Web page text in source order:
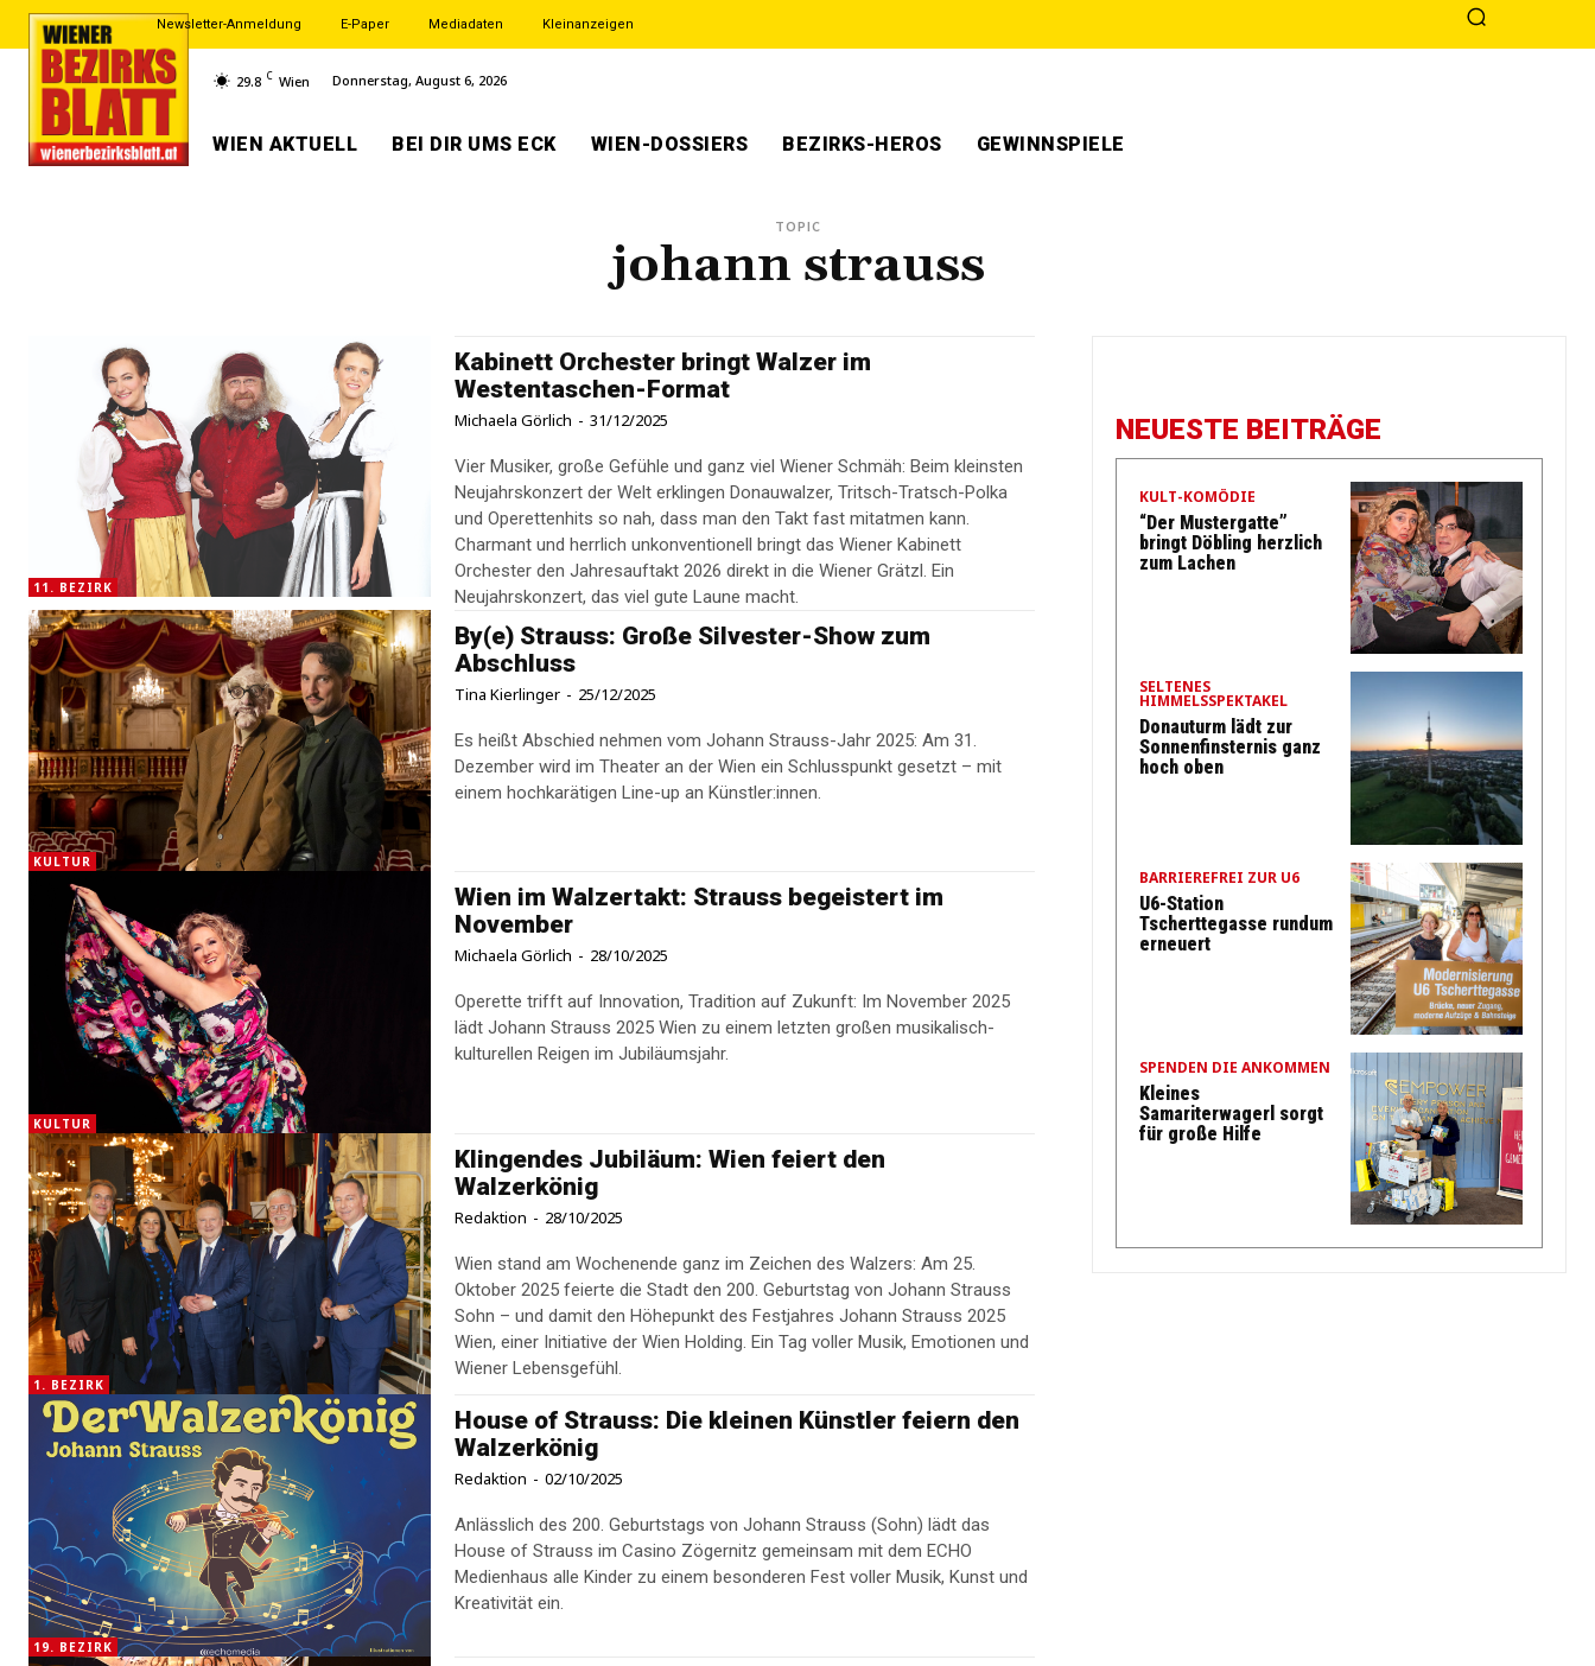
Newsletter-Anmeldung E-Paper Mediadaten Kleinanzeigen
29.8 C Wien Donnerstag, August 6, 2026
WIEN AKTUELL BEI DIR UMS ECK WIEN-DOSSIERS BEZIRKS-HEROS GEWINNSPIELE
TOPIC
johann strauss
11. BEZIRK
Kabinett Orchester bringt Walzer im
Westentaschen-Format
Michaela Görlich - 31/12/2025
Vier Musiker, große Gefühle und ganz viel Wiener Schmäh: Beim kleinsten
Neujahrskonzert der Welt erklingen Donauwalzer, Tritsch-Tratsch-Polka
und Operettenhits so nah, dass man den Takt fast mitatmen kann.
Charmant und herrlich unkonventionell bringt das Wiener Kabinett
Orchester den Jahresauftakt 2026 direkt in die Wiener Grätzl. Ein
Neujahrskonzert, das viel gute Laune macht.
KULTUR
By(e) Strauss: Große Silvester-Show zum
Abschluss
Tina Kierlinger - 25/12/2025
Es heißt Abschied nehmen vom Johann Strauss-Jahr 2025: Am 31.
Dezember wird im Theater an der Wien ein Schlusspunkt gesetzt – mit
einem hochkarätigen Line-up an Künstler:innen.
KULTUR
Wien im Walzertakt: Strauss begeistert im
November
Michaela Görlich - 28/10/2025
Operette trifft auf Innovation, Tradition auf Zukunft: Im November 2025
lädt Johann Strauss 2025 Wien zu einem letzten großen musikalisch-
kulturellen Reigen im Jubiläumsjahr.
1. BEZIRK
Klingendes Jubiläum: Wien feiert den
Walzerkönig
Redaktion - 28/10/2025
Wien stand am Wochenende ganz im Zeichen des Walzers: Am 25.
Oktober 2025 feierte die Stadt den 200. Geburtstag von Johann Strauss
Sohn – und damit den Höhepunkt des Festjahres Johann Strauss 2025
Wien, einer Initiative der Wien Holding. Ein Tag voller Musik, Emotionen und
Wiener Lebensgefühl.
19. BEZIRK
House of Strauss: Die kleinen Künstler feiern den
Walzerkönig
Redaktion - 02/10/2025
Anlässlich des 200. Geburtstags von Johann Strauss (Sohn) lädt das
House of Strauss im Casino Zögernitz gemeinsam mit dem ECHO
Medienhaus alle Kinder zu einem besonderen Fest voller Musik, Kunst und
Kreativität ein.
NEUESTE BEITRÄGE
KULT-KOMÖDIE
“Der Mustergatte”
bringt Döbling herzlich
zum Lachen
SELTENES
HIMMELSSPEKTAKEL
Donauturm lädt zur
Sonnenfinsternis ganz
hoch oben
BARRIEREFREI ZUR U6
U6-Station
Tscherttegasse rundum
erneuert
SPENDEN DIE ANKOMMEN
Kleines
Samariterwagerl sorgt
für große Hilfe